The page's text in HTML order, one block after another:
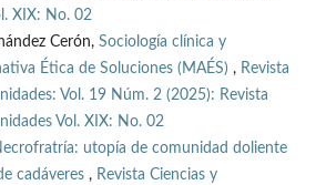
XIX: No. 02
Cerón, Sociología clínica y
Ética de Soluciones (MAÉS) , Revista
Vol. 19 Núm. 2 (2025): Revista
Vol. XIX: No. 02
utopía de comunidad doliente
cadáveres , Revista Ciencias y